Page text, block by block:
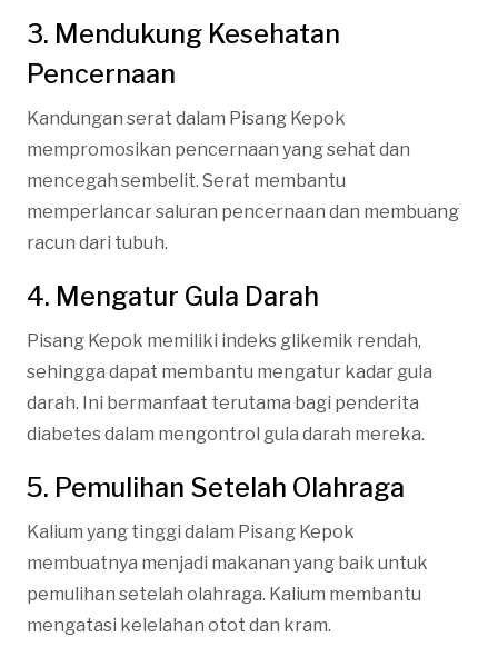
3. Mendukung Kesehatan
Pencernaan
Kandungan serat dalam Pisang Kepok
mempromosikan pencernaan yang sehat dan
mencegah sembelit. Serat membantu
memperlancar saluran pencernaan dan membuang
racun dari tubuh.
4. Mengatur Gula Darah
Pisang Kepok memiliki indeks glikemik rendah,
sehingga dapat membantu mengatur kadar gula
darah. Ini bermanfaat terutama bagi penderita
diabetes dalam mengontrol gula darah mereka.
5. Pemulihan Setelah Olahraga
Kalium yang tinggi dalam Pisang Kepok
membuatnya menjadi makanan yang baik untuk
pemulihan setelah olahraga. Kalium membantu
mengatasi kelelahan otot dan kram.